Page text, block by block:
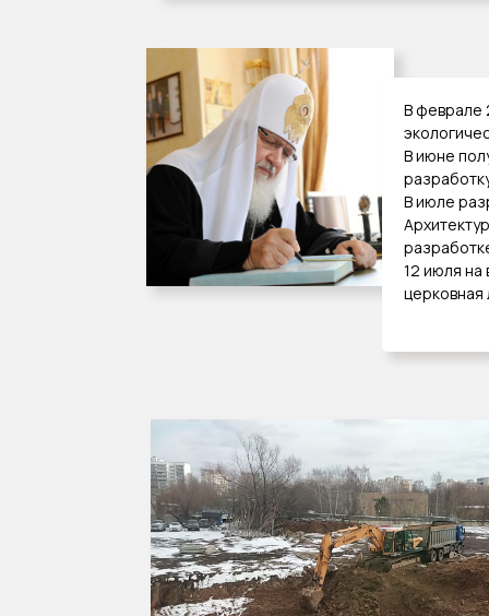
В феврале
В июне
В июле
12 июля на
церковная